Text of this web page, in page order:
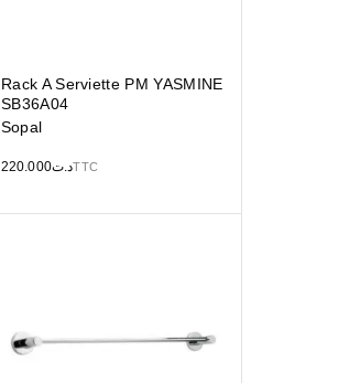
Rack A Serviette PM YASMINE
SB36A04
Sopal
د.ت220.000 TTC